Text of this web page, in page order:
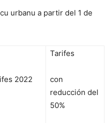
urbanu a partir del 1 de
2022
Tarifes
con
reducción del
50%